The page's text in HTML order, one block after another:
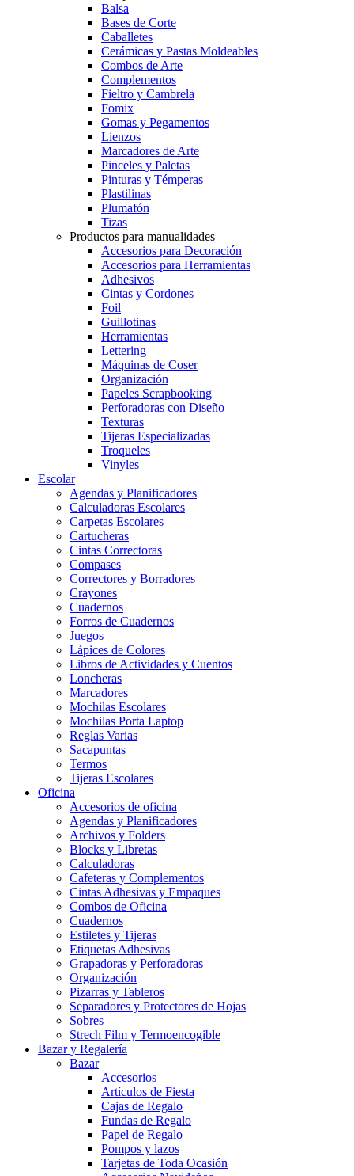
Balsa
Bases de Corte
Caballetes
Cerámicas y Pastas Moldeables
Combos de Arte
Complementos
Fieltro y Cambrela
Fomix
Gomas y Pegamentos
Lienzos
Marcadores de Arte
Pinceles y Paletas
Pinturas y Témperas
Plastilinas
Plumafón
Tizas
Productos para manualidades
Accesorios para Decoración
Accesorios para Herramientas
Adhesivos
Cintas y Cordones
Foil
Guillotinas
Herramientas
Lettering
Máquinas de Coser
Organización
Papeles Scrapbooking
Perforadoras con Diseño
Texturas
Tijeras Especializadas
Troqueles
Vinyles
Escolar
Agendas y Planificadores
Calculadoras Escolares
Carpetas Escolares
Cartucheras
Cintas Correctoras
Compases
Correctores y Borradores
Crayones
Cuadernos
Forros de Cuadernos
Juegos
Lápices de Colores
Libros de Actividades y Cuentos
Loncheras
Marcadores
Mochilas Escolares
Mochilas Porta Laptop
Reglas Varias
Sacapuntas
Termos
Tijeras Escolares
Oficina
Accesorios de oficina
Agendas y Planificadores
Archivos y Folders
Blocks y Libretas
Calculadoras
Cafeteras y Complementos
Cintas Adhesivas y Empaques
Combos de Oficina
Cuadernos
Estiletes y Tijeras
Etiquetas Adhesivas
Grapadoras y Perforadoras
Organización
Pizarras y Tableros
Separadores y Protectores de Hojas
Sobres
Strech Film y Termoencogible
Bazar y Regalería
Bazar
Accesorios
Artículos de Fiesta
Cajas de Regalo
Fundas de Regalo
Papel de Regalo
Pompos y lazos
Tarjetas de Toda Ocasión